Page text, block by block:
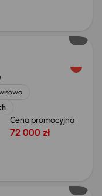
Cena promocyjna
72 000 zł